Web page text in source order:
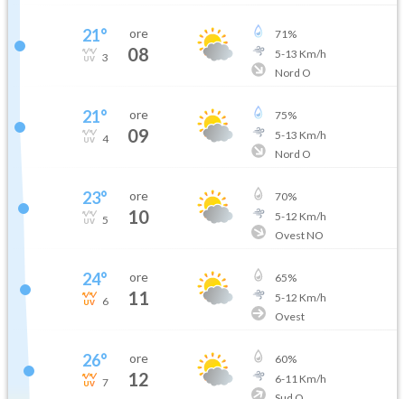
21°
3
ore
08
71%
5-13 Km/h
Nord O
21°
4
ore
09
75%
5-13 Km/h
Nord O
23°
5
ore
10
70%
5-12 Km/h
Ovest NO
24°
6
ore
11
65%
5-12 Km/h
Ovest
26°
7
ore
12
60%
6-11 Km/h